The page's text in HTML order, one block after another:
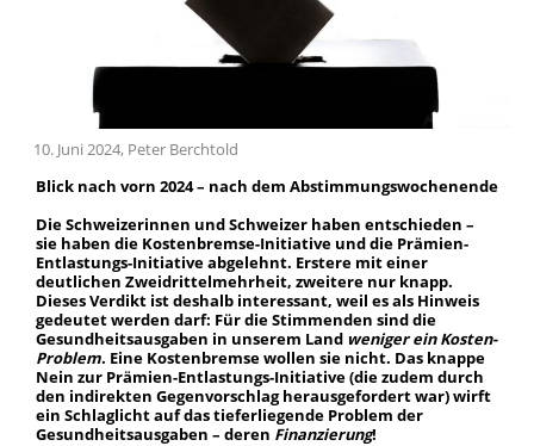
10. Juni 2024, Peter Berchtold
Blick nach vorn 2024 – nach dem Abstimmungswochenende
Die Schweizerinnen und Schweizer haben entschieden –
sie haben die Kostenbremse-Initiative und die Prämien-
Entlastungs-Initiative abgelehnt. Erstere mit einer
deutlichen Zweidrittelmehrheit, zweitere nur knapp.
Dieses Verdikt ist deshalb interessant, weil es als Hinweis
gedeutet werden darf: Für die Stimmenden sind die
Gesundheitsausgaben in unserem Land weniger ein Kosten-
Problem. Eine Kostenbremse wollen sie nicht. Das knappe
Nein zur Prämien-Entlastungs-Initiative (die zudem durch
den indirekten Gegenvorschlag herausgefordert war) wirft
ein Schlaglicht auf das tieferliegende Problem der
Gesundheitsausgaben – deren Finanzierung!